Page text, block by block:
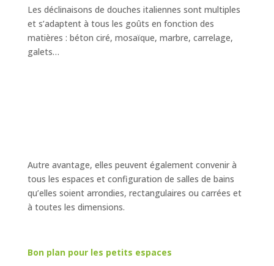
Les déclinaisons de douches italiennes sont multiples
et s’adaptent à tous les goûts en fonction des
matières : béton ciré, mosaïque, marbre, carrelage,
galets…
Autre avantage, elles peuvent également convenir à
tous les espaces et configuration de salles de bains
qu’elles soient arrondies, rectangulaires ou carrées et
à toutes les dimensions.
Bon plan pour les petits espaces